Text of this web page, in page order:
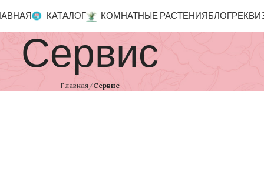
КАТАЛОГ КОМНАТНЫЕ РАСТЕНИЯ БЛОГ
Сервис
Главная Сервис